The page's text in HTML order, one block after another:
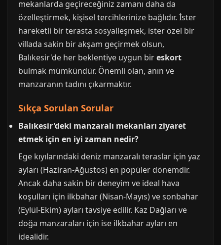
mekanlarda geçireceğiniz zamanı daha da
özelleştirmek, kişisel tercihlerinize bağlıdır. İster
hareketli bir terasta sosyalleşmek, ister özel bir
villada sakin bir akşam geçirmek olsun,
Balıkesir'de her beklentiye uygun bireskort
bulmak mümkündür. Önemli olan, anın ve
manzaranın tadını çıkarmaktır.
Sıkça Sorulan Sorular
Balıkesir'deki manzaralı mekanları ziyaret
etmek için en iyi zaman nedir?
Ege kıyılarındaki deniz manzaralı teraslar için yaz
ayları (Haziran-Ağustos) en popüler dönemdir.
Ancak daha sakin bir deneyim ve ideal hava
koşulları için ilkbahar (Nisan-Mayıs) ve sonbahar
(Eylül-Ekim) ayları tavsiye edilir. Kaz Dağları ve
doğa manzaraları için ise ilkbahar ayları en
idealidir.